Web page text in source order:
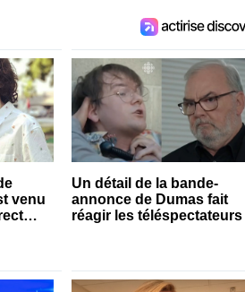
venu
Un détail de la bande-
annonce de Dumas fait
réagir les téléspectateurs